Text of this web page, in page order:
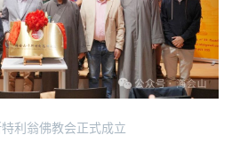
利翁佛教会正式成立